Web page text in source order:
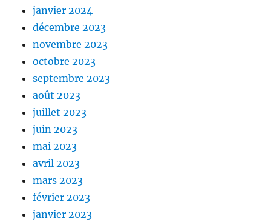
janvier 2024
décembre 2023
novembre 2023
octobre 2023
septembre 2023
août 2023
juillet 2023
juin 2023
mai 2023
avril 2023
mars 2023
février 2023
janvier 2023